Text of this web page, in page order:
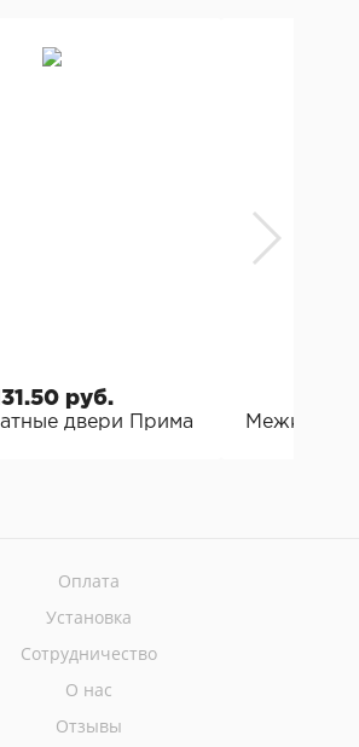
руб.
двери Прима Порта Б73
Оплата
Установка
Сотрудничество
О нас
Отзывы